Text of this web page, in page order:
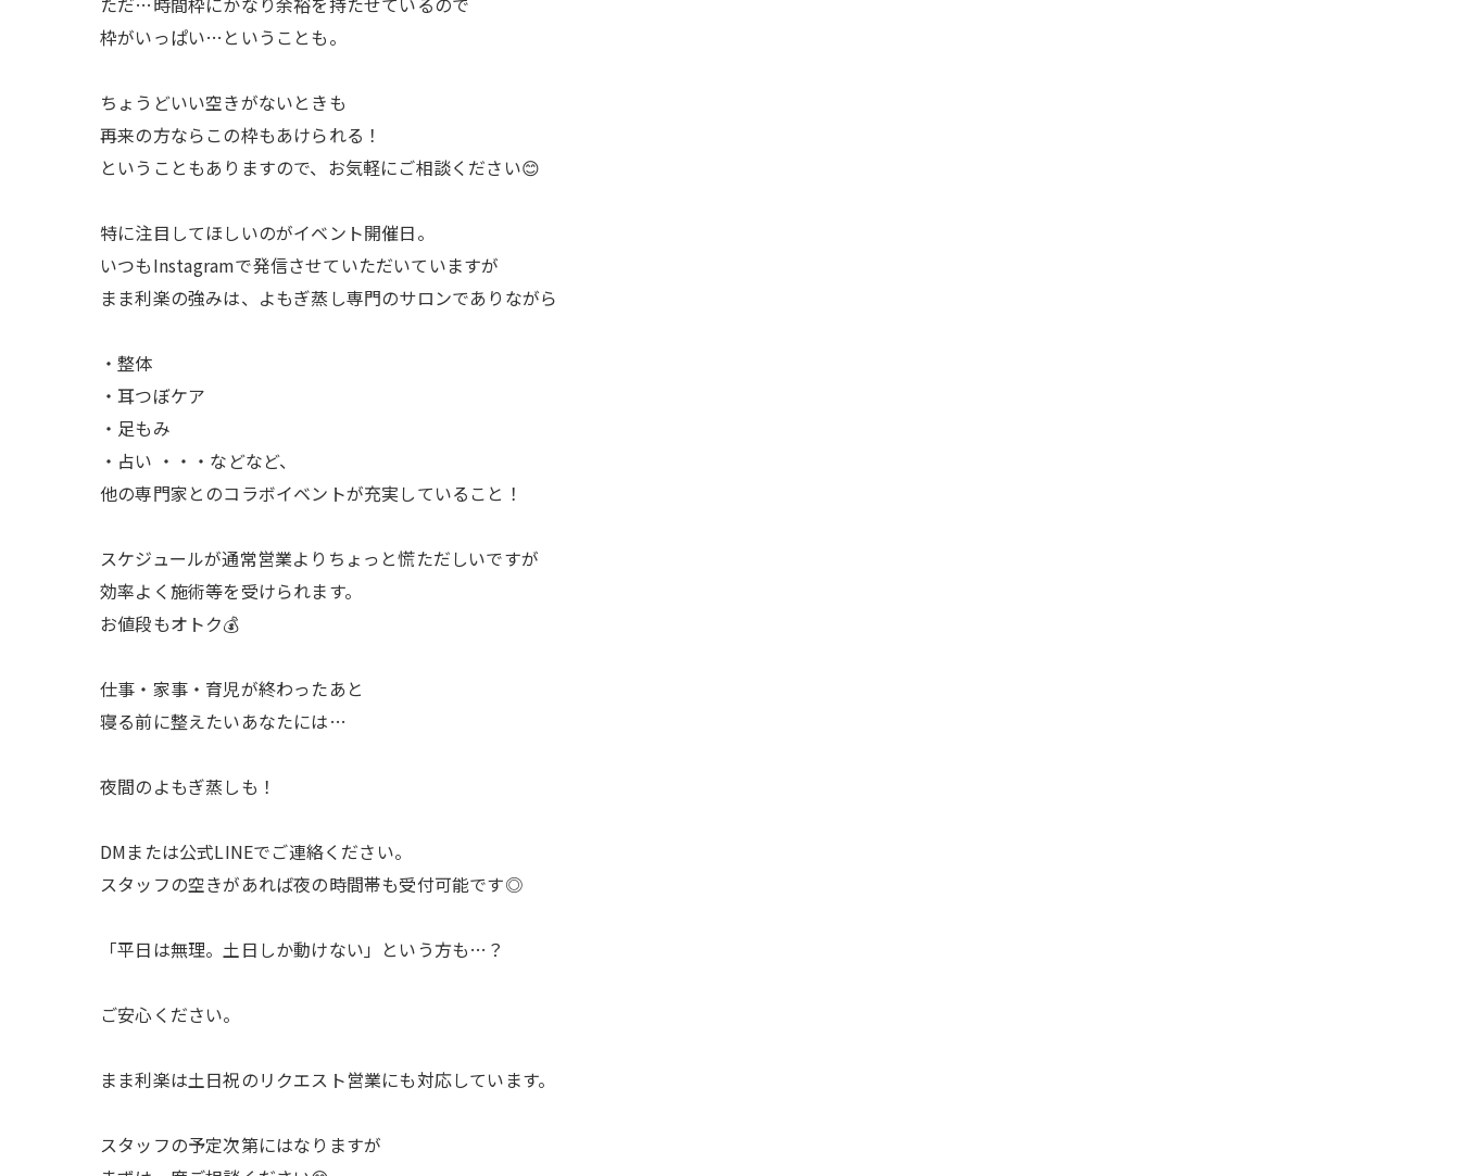
枠がいっぱい…ということも。
ちょうどいい空きがないときも
再来の方ならこの枠もあけられる！
ということもありますので、お気軽にご相談ください😊
特に注目してほしいのがイベント開催日。
いつもInstagramで発信させていただいていますが
まま利楽の強みは、よもぎ蒸し専門のサロンでありながら
・整体
・耳つぼケア
・足もみ
・占い ・・・などなど、
他の専門家とのコラボイベントが充実していること！
スケジュールが通常営業よりちょっと慌ただしいですが
効率よく施術等を受けられます。
お値段もオトク💰
仕事・家事・育児が終わったあと
寝る前に整えたいあなたには…
夜間のよもぎ蒸しも！
DMまたは公式LINEでご連絡ください。
スタッフの空きがあれば夜の時間帯も受付可能です◎
「平日は無理。土日しか動けない」という方も…？
ご安心ください。
まま利楽は土日祝のリクエスト営業にも対応しています。
スタッフの予定次第にはなりますが